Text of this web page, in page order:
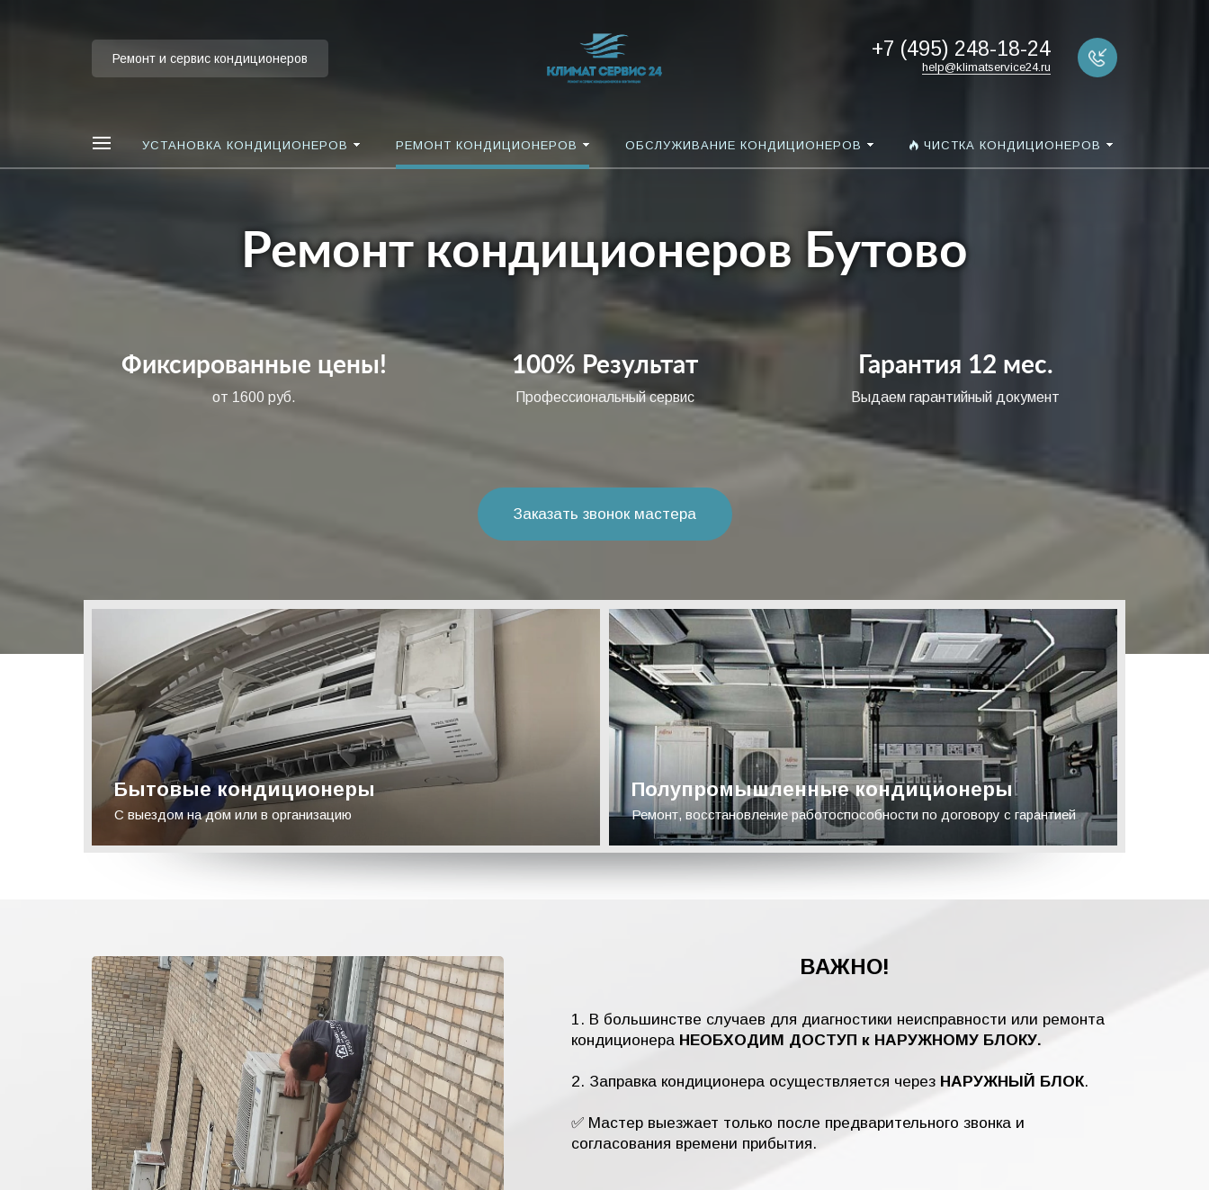
Ремонт и сервис кондиционеров +7 (495) 248-18-24
help@klimatservice24.ru
УСТАНОВКА КОНДИЦИОНЕРОВ РЕМОНТ КОНДИЦИОНЕРОВ ОБСЛУЖИВАНИЕ КОНДИЦИОНЕРОВ ЧИСТКА КОНДИЦИОНЕРОВ
Ремонт кондиционеров Бутово
Фиксированные цены!
от 1600 руб.
100% Результат
Профессиональный сервис
Гарантия 12 мес.
Выдаем гарантийный документ
Заказать звонок мастера
Бытовые кондиционеры
С выездом на дом или в организацию
Полупромышленные кондиционеры
Ремонт, восстановление работоспособности по договору с гарантией
ВАЖНО!
1. В большинстве случаев для диагностики неисправности или ремонта
кондиционера НЕОБХОДИМ ДОСТУП к НАРУЖНОМУ БЛОКУ.
2. Заправка кондиционера осуществляется через НАРУЖНЫЙ БЛОК.
✅ Мастер выезжает только после предварительного звонка и
согласования времени прибытия.